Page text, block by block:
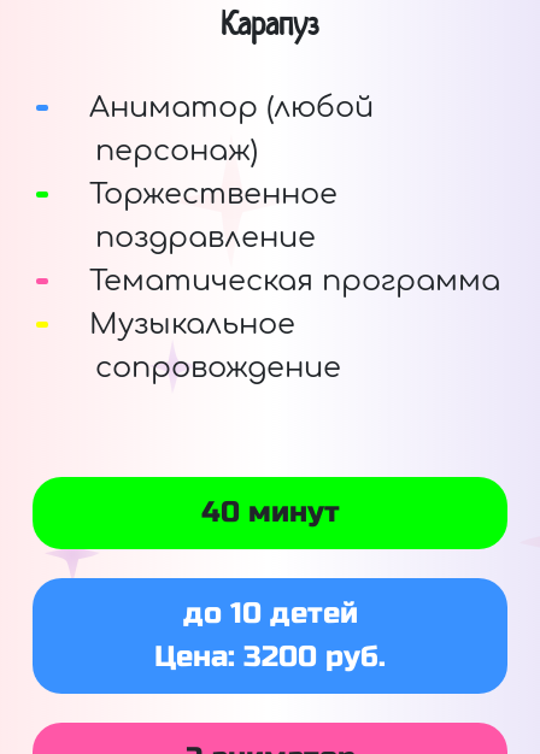
Карапуз
Аниматор (любой
персонаж)
Торжественное
поздравление
Тематическая программа
Музыкальное
сопровождение
40 минут
до 10 детей
Цена: 3200 руб.